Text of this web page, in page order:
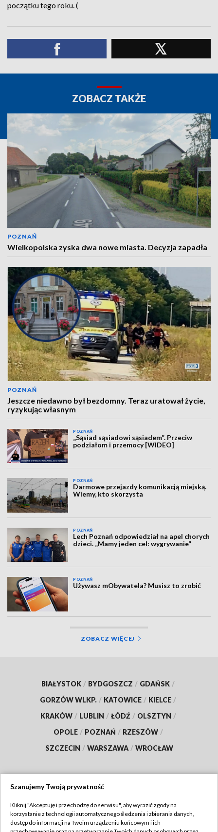
początku tego roku. (
ZOBACZ TAKŻE
POZNAŃ
Wielkopolska zyska dwa nowe miasta. Decyzja zapadła
POZNAŃ
Jeszcze niedawno był bezdomny. Teraz uratował życie,
ryzykując własnym
POZNAŃ
„Sąsiad sąsiadowi sąsiadem”. Przeciw
podziałom i przemocy [WIDEO]
POZNAŃ
Darmowe przejazdy komunikacją miejską.
Wiemy, kto skorzysta
POZNAŃ
Lech Poznań odpowiedział na apel chorych
dzieci. „Mamy jeden cel: wygrywanie”
POZNAŃ
Używasz mObywatela? Musisz to zrobić
ZOBACZ WIĘCEJ
BIAŁYSTOK / BYDGOSZCZ / GDAŃSK /
GORZÓW WLKP. / KATOWICE / KIELCE /
KRAKÓW / LUBLIN / ŁÓDŹ / OLSZTYN /
OPOLE / POZNAŃ / RZESZÓW /
SZCZECIN / WARSZAWA / WROCŁAW
TVP
Szanujemy Twoją prywatność
Kliknij "Akceptuję i przechodzę do serwisu", aby wyrazić zgody na
korzystanie z technologii automatycznego śledzenia i zbierania danych,
dostęp do informacji na Twoim urządzeniu końcowym i ich